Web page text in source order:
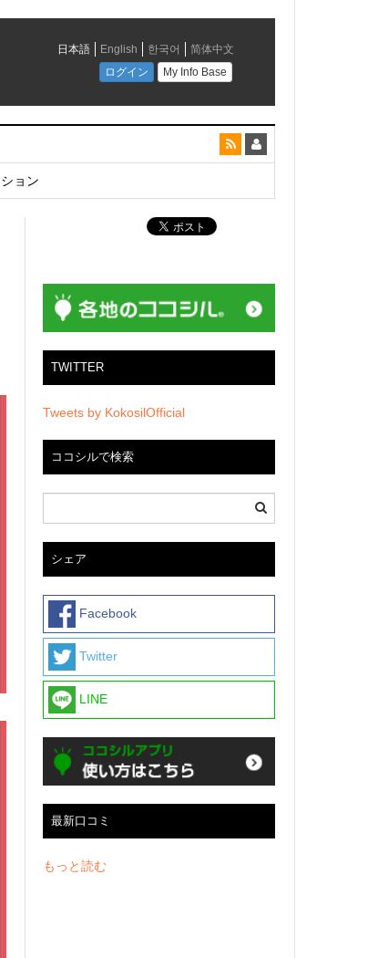
ョン
TWITTER
Tweets by KokosilOfficial
ココシルで検索
シェア
Facebook
Twitter
LINE
最新口コミ
もっと読む